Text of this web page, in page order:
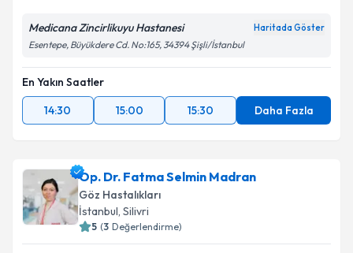
Medicana Zincirlikuyu Hastanesi Haritada Göster
Esentepe, Büyükdere Cd. No:165, 34394 Şişli/İstanbul
En Yakın Saatler
14:30
15:00 15:30 Daha Fazla
Op. Dr. Fatma Selmin Madran
Göz Hastalıkları
İstanbul, Silivri
5 (3 Değerlendirme)